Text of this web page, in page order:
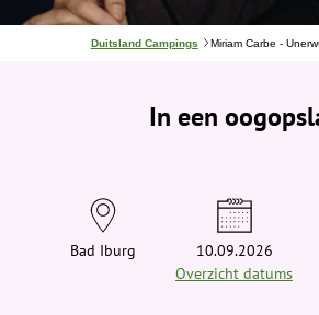
J
e
h
e
Duitsland Campings Miriam Carbe -
In een
Bad Iburg
10.09.2026
Overzicht datums